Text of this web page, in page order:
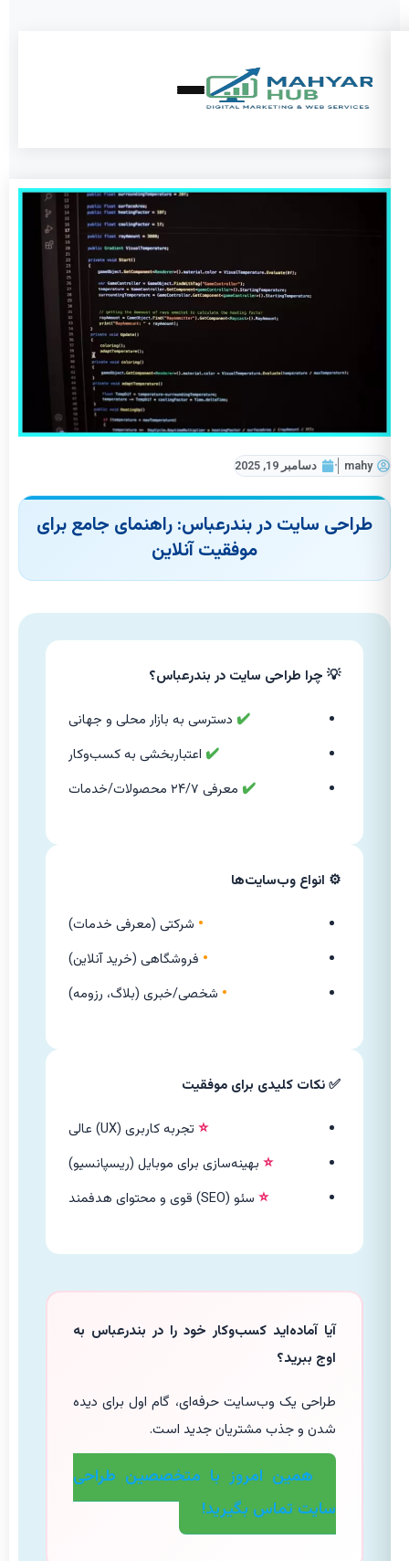
mahy دسامبر 19, 2025
طراحی سایت در بندرعباس: راهنمای جامع برای
موفقیت آنلاین
💡 چرا طراحی سایت در بندرعباس؟
✔️ دسترسی به بازار محلی و جهانی
✔️ اعتباربخشی به کسب‌وکار
✔️ معرفی ۲۴/۷ محصولات/خدمات
⚙️ انواع وب‌سایت‌ها
• شرکتی (معرفی خدمات)
• فروشگاهی (خرید آنلاین)
• شخصی/خبری (بلاگ، رزومه)
✅ نکات کلیدی برای موفقیت
⭐ تجربه کاربری (UX) عالی
⭐ بهینه‌سازی برای موبایل (ریسپانسیو)
⭐ سئو (SEO) قوی و محتوای هدفمند
آیا آماده‌اید کسب‌وکار خود را در بندرعباس به
اوج ببرید؟
طراحی یک وب‌سایت حرفه‌ای، گام اول برای دیده
شدن و جذب مشتریان جدید است.
همین امروز با متخصصین طراحی
سایت تماس بگیرید!